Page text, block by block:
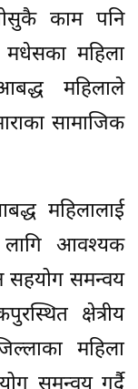
काम पनि
महिला
महिलाले
सामाजिक
महिलालाई
लागि आवश्यक
सहयोग समन्वय
क्षेत्रीय
महिला